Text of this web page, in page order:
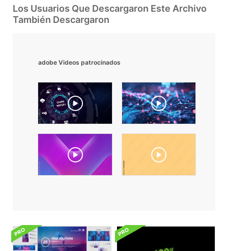
Los Usuarios Que Descargaron Este Archivo
También Descargaron
adobe Videos patrocinados